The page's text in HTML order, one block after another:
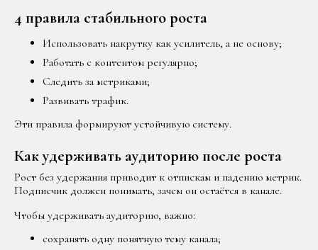
4 правила стабильного роста
Использовать накрутку как усилитель, а не основу;
Работать с контентом регулярно;
Следить за метриками;
Развивать трафик.
Эти правила формируют устойчивую систему.
Как удерживать аудиторию после роста
Рост без удержания приводит к отпискам и падению метрик.
Подписчик должен понимать, зачем он остаётся в канале.
Чтобы удерживать аудиторию, важно:
сохранять одну понятную тему канала;